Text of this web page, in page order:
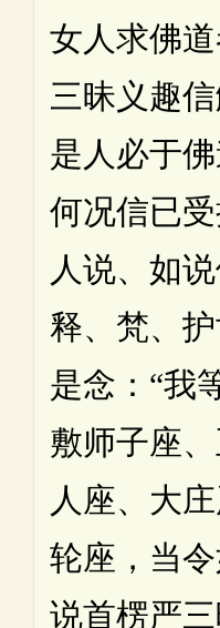
女人求佛
三昧义趣
是人必于佛
何况信已
人说、如
释、梵、
是念：“我
敷师子座
人座、大
轮座，当
说首楞严